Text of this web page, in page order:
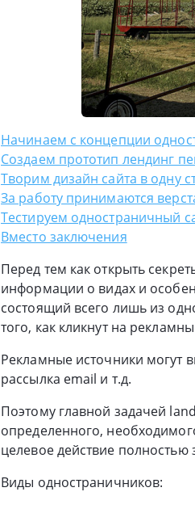
Начинаем с концепции
Создаем прототип лендинг
Творим дизайн сайта в одну
За работу принимаются
Тестируем одностраничный
Вместо заключения
Перед тем как открыть
информации о видах и
состоящий всего лишь из
того, как кликнут на
Рекламные источники могут
рассылка email и т.д.
Поэтому главной задачей
определенного,
целевое действие полностью
Виды одностраничников: